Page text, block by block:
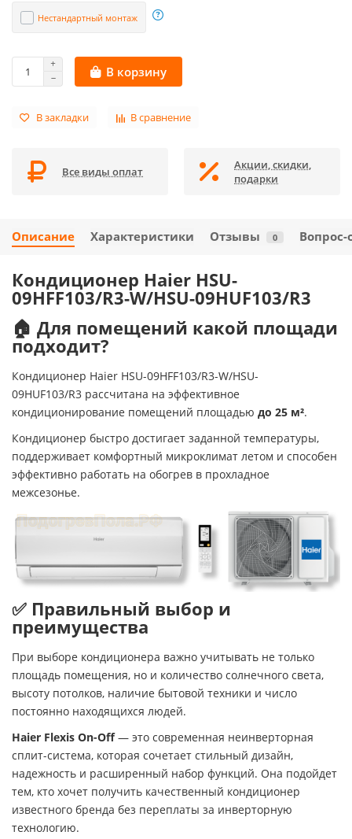
Нестандартный монтаж
В корзину
В закладки В сравнение
Все виды оплат
Акции, скидки,
подарки
Описание Характеристики Отзывы 0 Вопрос-
Кондиционер Haier HSU-
09HFF103/R3-W/HSU-09HUF103/R3
🏠 Для помещений какой площади
подходит?
Кондиционер Haier HSU-09HFF103/R3-W/HSU-
09HUF103/R3 рассчитана на эффективное
кондиционирование помещений площадью до 25 м².
Кондиционер быстро достигает заданной температуры,
поддерживает комфортный микроклимат летом и способен
эффективно работать на обогрев в прохладное
межсезонье.
✅ Правильный выбор и
преимущества
При выборе кондиционера важно учитывать не только
площадь помещения, но и количество солнечного света,
высоту потолков, наличие бытовой техники и число
постоянно находящихся людей.
Haier Flexis On-Off— это современная неинверторная
сплит-система, которая сочетает стильный дизайн,
надежность и расширенный набор функций. Она подойдет
тем, кто хочет получить качественный кондиционер
известного бренда без переплаты за инверторную
технологию.